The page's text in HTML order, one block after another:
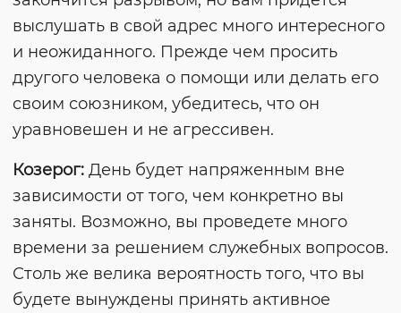
выслушать в свой адрес много интересного
и неожиданного. Прежде чем просить
другого человека о помощи или делать его
своим союзником, убедитесь, что он
уравновешен и не агрессивен.
Козерог: День будет напряженным вне
зависимости от того, чем конкретно вы
заняты. Возможно, вы проведете много
времени за решением служебных вопросов.
Столь же велика вероятность того, что вы
будете вынуждены принять активное